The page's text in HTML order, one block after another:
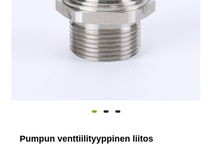
Pumpun venttiilityyppinen liitos